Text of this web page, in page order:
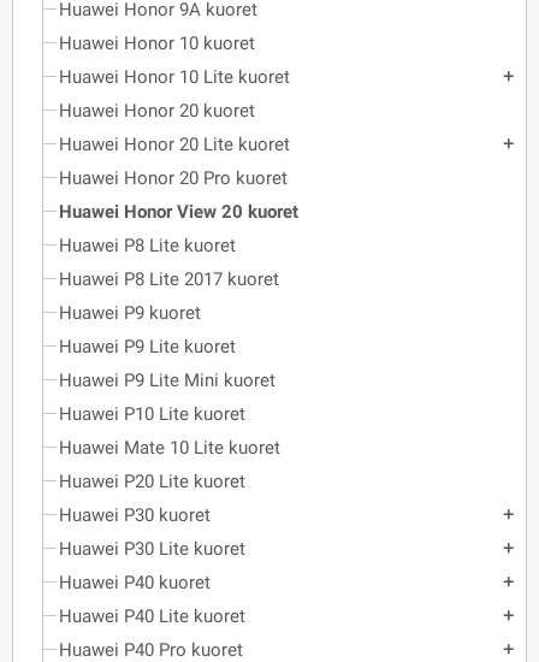
Huawei Honor 9A kuoret
Huawei Honor 10 kuoret
Huawei Honor 10 Lite kuoret
add
Huawei Honor 20 kuoret
Huawei Honor 20 Lite kuoret
add
Huawei Honor 20 Pro kuoret
Huawei Honor View 20 kuoret
Huawei P8 Lite kuoret
Huawei P8 Lite 2017 kuoret
Huawei P9 kuoret
Huawei P9 Lite kuoret
Huawei P9 Lite Mini kuoret
Huawei P10 Lite kuoret
Huawei Mate 10 Lite kuoret
Huawei P20 Lite kuoret
Huawei P30 kuoret
add
Huawei P30 Lite kuoret add
Huawei P40 kuoret add
Huawei P40 Lite kuoret add
Huawei P40 Pro kuoret add